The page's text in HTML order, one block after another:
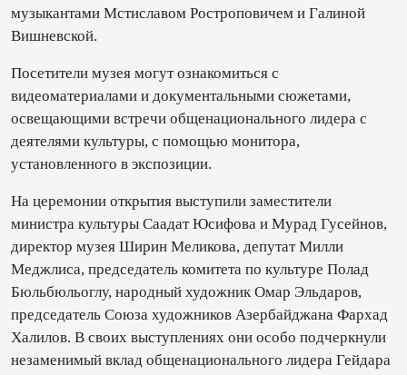
музыкантами Мстиславом Ростроповичем и Галиной
Вишневской.
Посетители музея могут ознакомиться с
видеоматериалами и документальными сюжетами,
освещающими встречи общенационального лидера с
деятелями культуры, с помощью монитора,
установленного в экспозиции.
На церемонии открытия выступили заместители
министра культуры Саадат Юсифова и Мурад Гусейнов,
директор музея Ширин Меликова, депутат Милли
Меджлиса, председатель комитета по культуре Полад
Бюльбюльоглу, народный художник Омар Эльдаров,
председатель Союза художников Азербайджана Фархад
Халилов. В своих выступлениях они особо подчеркнули
незаменимый вклад общенационального лидера Гейдара